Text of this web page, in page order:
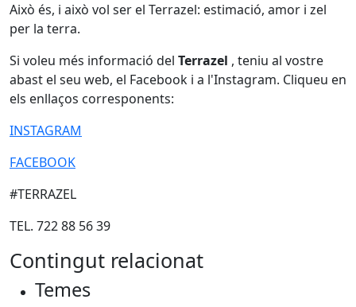
Això és, i això vol ser el Terrazel: estimació, amor i zel
per la terra.
Si voleu més informació del Terrazel , teniu al vostre
abast el seu web, el Facebook i a l'Instagram. Cliqueu en
els enllaços corresponents:
INSTAGRAM
FACEBOOK
#TERRAZEL
TEL. 722 88 56 39
Contingut relacionat
Temes